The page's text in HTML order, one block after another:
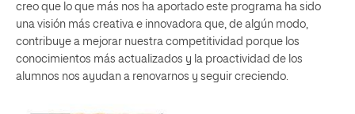
creo que lo que más nos ha aportado este programa ha sido
una visión más creativa e innovadora que, de algún modo,
contribuye a mejorar nuestra competitividad porque los
conocimientos más actualizados y la proactividad de los
alumnos nos ayudan a renovarnos y seguir creciendo.